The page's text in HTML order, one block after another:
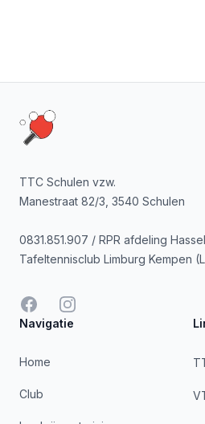
TTC Schulen vzw.
Manestraat 82/3, 3540 Schulen
0831.851.907 / RPR afdeling
Tafeltennisclub Limburg Kempen
FacebookInstagram
Navigatie
Home
Club